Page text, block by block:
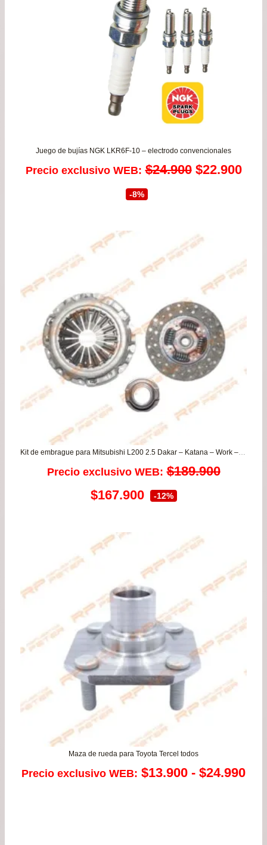
Juego de bujías NGK LKR6F-10 – electrodo convencionales
Precio exclusivo WEB: $24.900 El
era:
$24.900.
$22.900El
-8%
Kit de embrague para Mitsubishi L200 2.5 Dakar – Katana – Work – Montero
Precio exclusivo WEB: $189.900
El
original
$189.900.
$167.900El
es:
$167.900.
-12%
Maza de rueda para Toyota Tercel todos
Precio exclusivo WEB: $13.900 - $24.990